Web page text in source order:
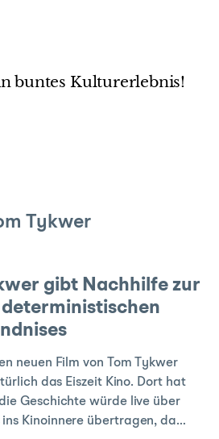
buntes Kulturerlebnis!
Tykwer
gibt Nachhilfe zur
neuen Film von Tom Tykwer
das Eiszeit Kino. Dort hat
Geschichte würde live über
Kinoinnere übertragen, da…